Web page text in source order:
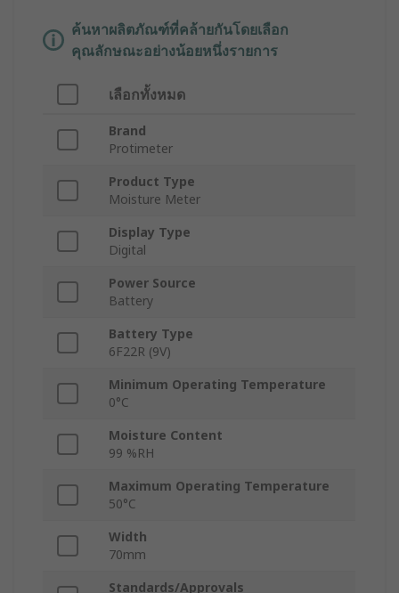
ค้นหาผลิตภัณฑ์ที่คล้ายกันโดยเลือก
คุณลักษณะอย่างน้อยหนึ่งรายการ
เลือกทั้งหมด
Brand
Protimeter
Product Type
Moisture Meter
Display Type
Digital
Power Source
Battery
Battery Type
6F22R (9V)
Minimum Operating Temperature
0°C
Moisture Content
99 %RH
Maximum Operating Temperature
50°C
Width
70mm
Standards/Approvals